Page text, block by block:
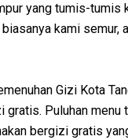
yang tumis-
kami
Gizi Kota
gratis. Puluhan
bergizi gratis